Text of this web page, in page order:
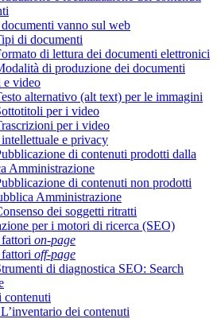
vanno sul web
di documenti
di lettura dei documenti elettronici
di produzione dei documenti
e video
alternativo (alt text) per le immagini
per i video
per i video
e privacy
di contenuti prodotti dalla
Amministrazione
di contenuti non prodotti
Amministrazione
dei soggetti ritratti
per i motori di ricerca (SEO)
on-page
off-page
di diagnostica SEO: Search
contenuti
dei contenuti